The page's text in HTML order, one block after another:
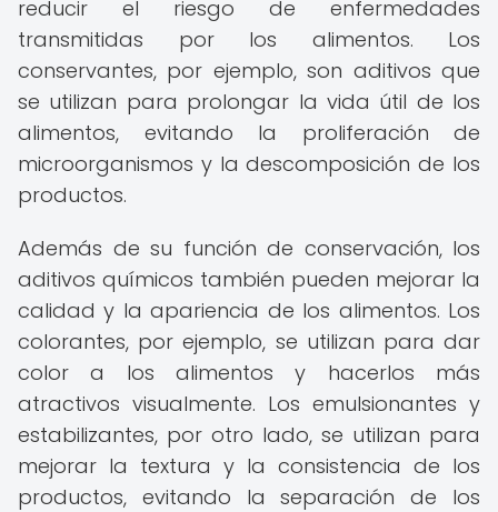
reducir el riesgo de enfermedades
transmitidas por los alimentos. Los
conservantes, por ejemplo, son aditivos que
se utilizan para prolongar la vida útil de los
alimentos, evitando la proliferación de
microorganismos y la descomposición de los
productos.
Además de su función de conservación, los
aditivos químicos también pueden mejorar la
calidad y la apariencia de los alimentos. Los
colorantes, por ejemplo, se utilizan para dar
color a los alimentos y hacerlos más
atractivos visualmente. Los emulsionantes y
estabilizantes, por otro lado, se utilizan para
mejorar la textura y la consistencia de los
productos, evitando la separación de los